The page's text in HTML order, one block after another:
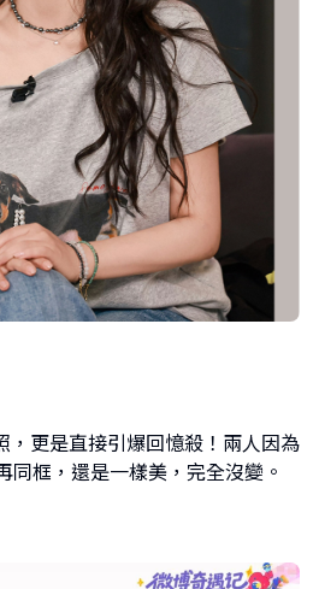
，更是直接引爆回憶殺！兩人因為
同框，還是一樣美，完全沒變。